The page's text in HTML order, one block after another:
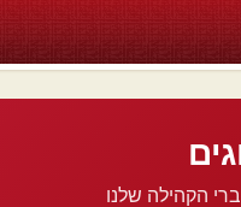
הקהילה שלנו